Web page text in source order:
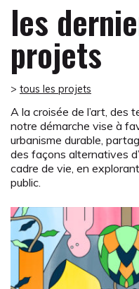
les
projets
> tous les projets
A la croisée de l’art, des
notre démarche vise à
urbanisme durable,
des façons alternatives
cadre de vie, en
public.